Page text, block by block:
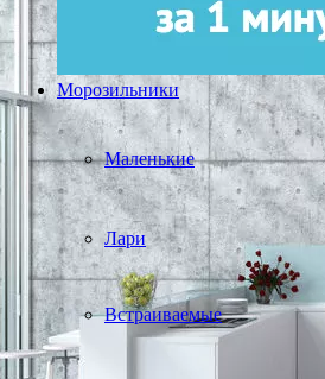
Морозильники
Маленькие
Лари
Встраиваемые